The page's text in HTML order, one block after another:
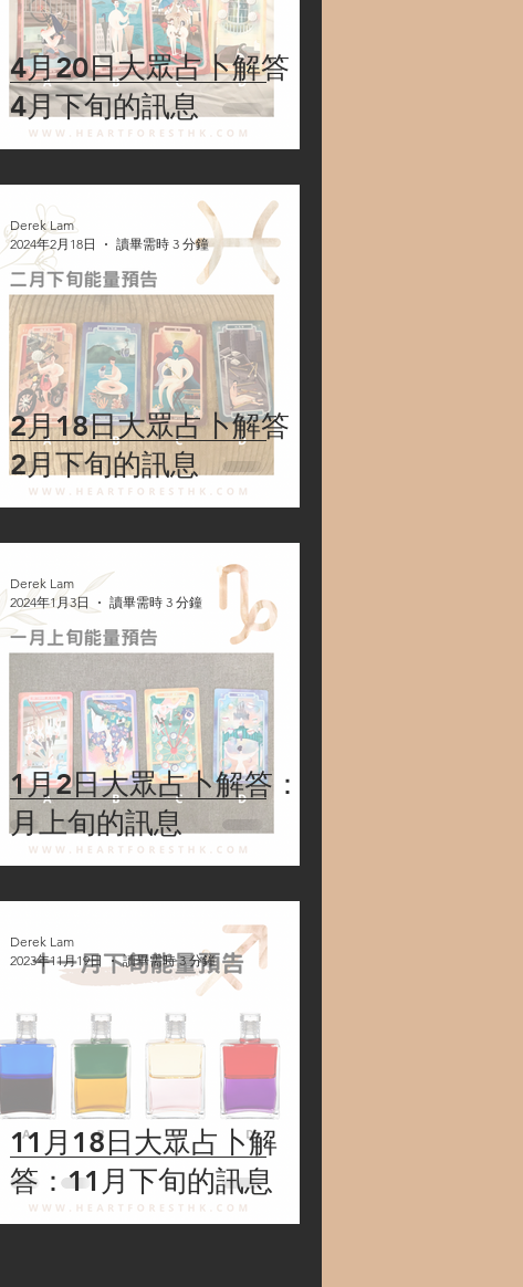
4月20日大眾占卜解答：
4月下旬的訊息
2月18日大眾占卜解答：
2月下旬的訊息
Derek Lam
2024年2月18日
讀畢需時 3 分鐘
1月2日大眾占卜解答：1
月上旬的訊息
Derek Lam
2024年1月3日
讀畢需時 3 分鐘
11月18日大眾占卜解
答：11月下旬的訊息
Derek Lam
2023年11月19日
讀畢需時 3 分鐘